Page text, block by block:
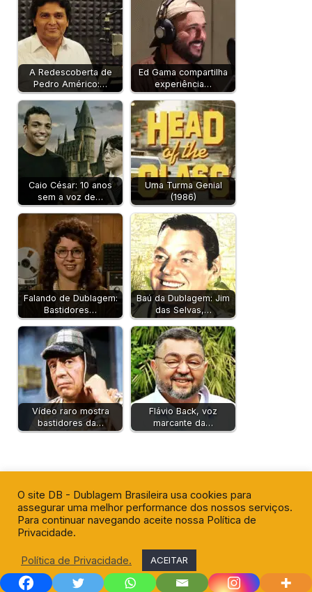
A Redescoberta de
Pedro Américo:…
Ed Gama compartilha
experiência…
Caio César: 10 anos
sem a voz de…
Uma Turma Genial
(1986)
Falando de Dublagem:
Bastidores…
Baú da Dublagem: Jim
das Selvas,…
Vídeo raro mostra
bastidores da…
Flávio Back, voz
marcante da…
O site DB - Dublagem Brasileira usa cookies para
assegurar uma melhor performance dos nossos serviços.
Para continuar navegando aceite nossa Política de
Privacidade.
Política de Privacidade. ACEITAR